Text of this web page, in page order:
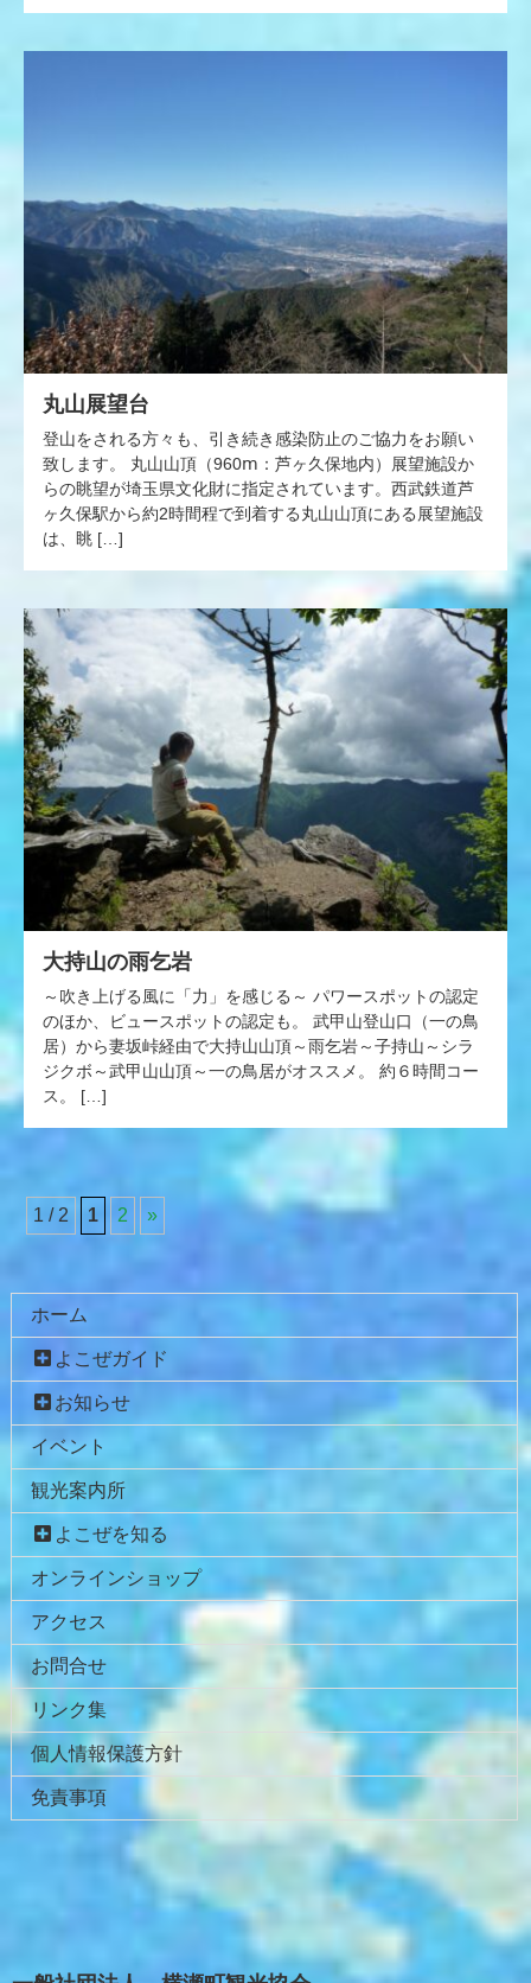
丸山展望台
登山をされる方々も、引き続き感染防止のご協力をお願い
致します。 丸山山頂（960ⅿ：芦ヶ久保地内）展望施設か
らの眺望が埼玉県文化財に指定されています。西武鉄道芦
ヶ久保駅から約2時間程で到着する丸山山頂にある展望施設
は、眺 […]
大持山の雨乞岩
～吹き上げる風に「力」を感じる～ パワースポットの認定
のほか、ビュースポットの認定も。 武甲山登山口（一の鳥
居）から妻坂峠経由で大持山山頂～雨乞岩～子持山～シラ
ジクボ～武甲山山頂～一の鳥居がオススメ。 約６時間コー
ス。 […]
1 / 2 1 2
»
ン
文
戻
の
へ
ホーム
よこぜガイド
お知らせ
イベント
観光案内所
よこぜを知る
オンラインショップ
アクセス
お問合せ
リンク集
個人情報保護方針
免責事項